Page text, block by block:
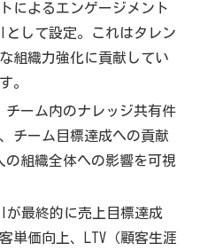
によるエンゲージメント
として設定。これはタレン
組織力強化に貢献してい
。
チーム内のナレッジ共有件
チーム目標達成への貢献
の組織全体への影響を可視
が最終的に売上目標達成
単価向上、LTV（顧客生涯